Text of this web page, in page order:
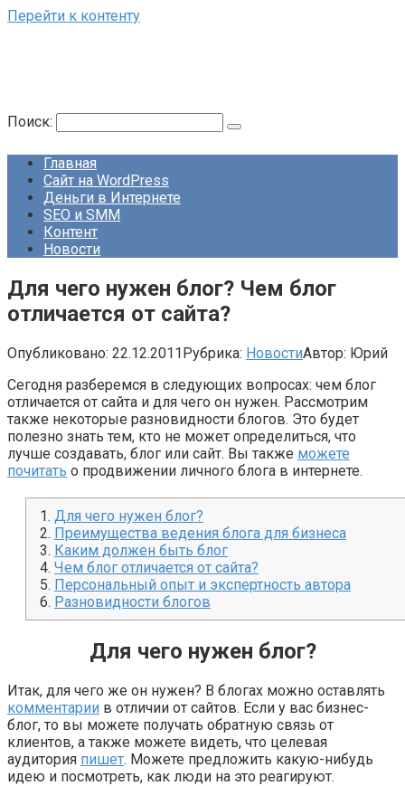
Перейти к контенту
Поиск:
Главная
Сайт на WordPress
Деньги в Интернете
SEO и SMM
Контент
Новости
Для чего нужен блог? Чем блог
отличается от сайта?
Опубликовано: 22.12.2011Рубрика: НовостиАвтор: Юрий
Сегодня разберемся в следующих вопросах: чем блог
отличается от сайта и для чего он нужен. Рассмотрим
также некоторые разновидности блогов. Это будет
полезно знать тем, кто не может определиться, что
лучше создавать, блог или сайт. Вы также можете
почитать о продвижении личного блога в интернете.
1. Для чего нужен блог?
2. Преимущества ведения блога для бизнеса
3. Каким должен быть блог
4. Чем блог отличается от сайта?
5. Персональный опыт и экспертность автора
6. Разновидности блогов
Для чего нужен блог?
Итак, для чего же он нужен? В блогах можно оставлять
комментарии в отличии от сайтов. Если у вас бизнес-
блог, то вы можете получать обратную связь от
клиентов, а также можете видеть, что целевая
аудитория пишет. Можете предложить какую-нибудь
идею и посмотреть, как люди на это реагируют.